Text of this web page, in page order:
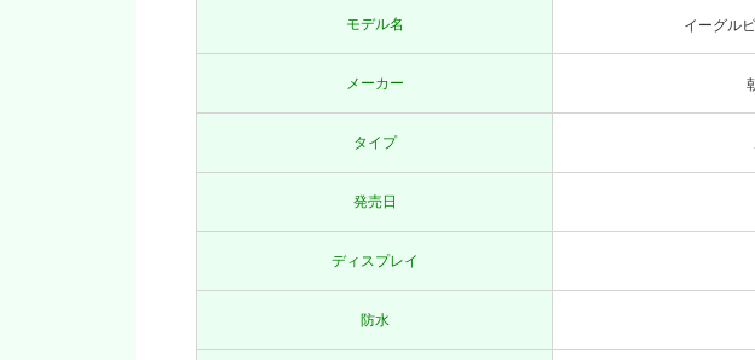
モデル名 イーグル
メーカー
タイプ
発売日
ディスプレイ
防水